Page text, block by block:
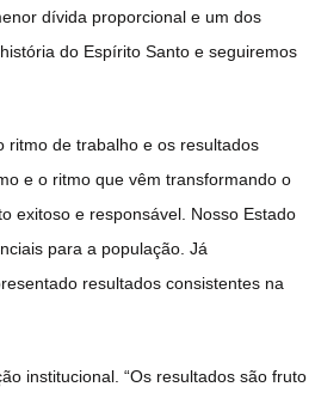
dívida proporcional e um dos
do Espírito Santo e seguiremos
ritmo de trabalho e os resultados
e o ritmo que vêm transformando o
exitoso e responsável. Nosso Estado
para a população. Já
resultados consistentes na
institucional. “Os resultados são fruto